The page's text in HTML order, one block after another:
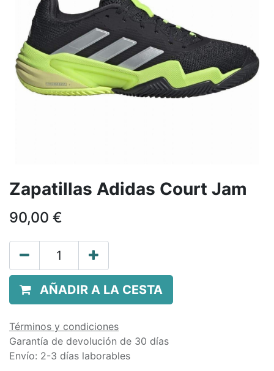
Zapatillas Adidas Court Jam
90,00 €
AÑADIR A LA CESTA
Términos y condiciones
Garantía de devolución de 30 días
Envío: 2-3 días laborables